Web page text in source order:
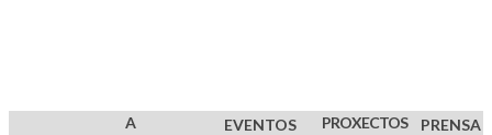
A
EVENTOS
PROXECTOS
PRENSA